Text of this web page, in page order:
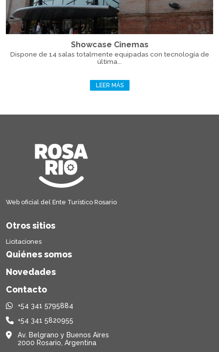
Showcase Cinemas
Dispone de 14 salas totalmente equipadas con tecnología de
última...
LEER MÁS
Web oficial del Ente Turístico Rosario
Otros sitios
Licitaciones
Quiénes somos
Novedades
Contacto
+54 341 5795884
+54 341 5820955
Av. Belgrano y Buenos Aires
2000 Rosario, Argentina